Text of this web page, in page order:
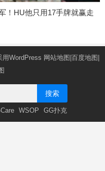
！HU他只用17手牌就赢走
用WordPress 网站地图|百度地图|
搜索
WSOP GG扑克